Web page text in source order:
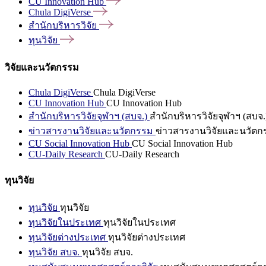
Chula DigiVerse
สำนักบริหารวิจัย
ทุนวิจัย
วิจัยและนวัตกรรม
Chula DigiVerse Chula DigiVerse
CU Innovation Hub CU Innovation Hub
สำนักบริหารวิจัยจุฬาฯ (สบจ.) สำนักบริหารวิจัยจุฬาฯ (สบจ
ข่าวสารงานวิจัยและนวัตกรรม ข่าวสารงานวิจัยและนวัตก
CU Social Innovation Hub CU Social Innovation Hub
CU-Daily Research CU-Daily Research
ทุนวิจัย
ทุนวิจัย ทุนวิจัย
ทุนวิจัยในประเทศ ทุนวิจัยในประเทศ
ทุนวิจัยต่างประเทศ ทุนวิจัยต่างประเทศ
ทุนวิจัย สบจ. ทุนวิจัย สบจ.